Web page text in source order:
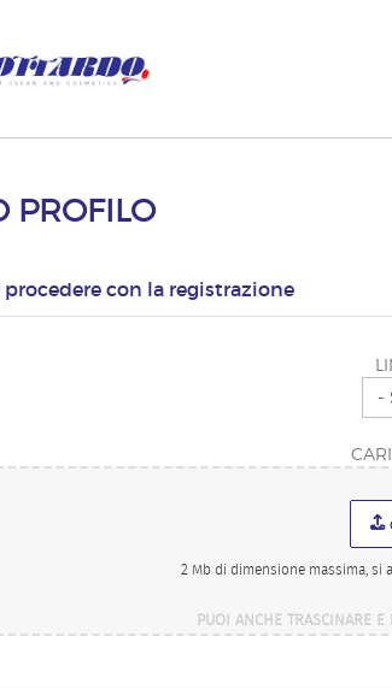
PROFILO
con la registrazione
2 Mb di dimensione massima, si
PUOI ANCHE TRASCINARE